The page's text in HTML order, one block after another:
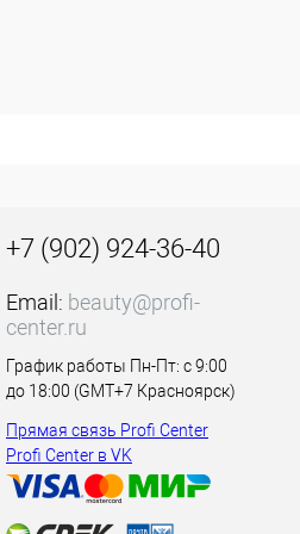
+7 (902) 924-36-40
Email: beauty@profi-
center.ru
График работы Пн-Пт: с 9:00
до 18:00 (GMT+7 Красноярск)
Прямая связь Profi Center
Profi Center в VK